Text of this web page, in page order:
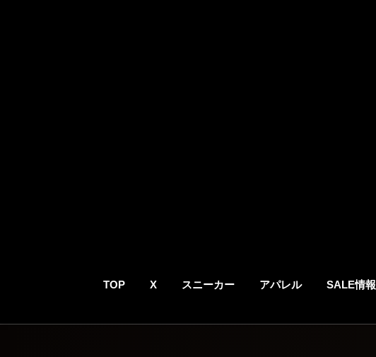
TOP X スニーカー アパレル SALE情報